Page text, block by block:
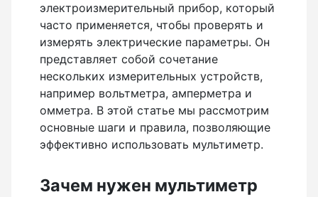
электроизмерительный прибор, который
часто применяется, чтобы проверять и
измерять электрические параметры. Он
представляет собой сочетание
нескольких измерительных устройств,
например вольтметра, амперметра и
омметра. В этой статье мы рассмотрим
основные шаги и правила, позволяющие
эффективно использовать мультиметр.
Зачем нужен мультиметр
Бензиновые генераторы серии Lite
Показать еще
Дальномеры
Дальномеры рулетки лазерные
Дальномеры оптические для охоты